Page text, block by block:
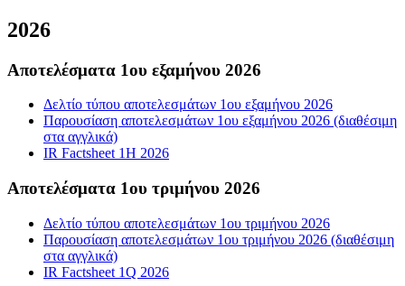
2026
Αποτελέσματα 1ου εξαμήνου 2026
Δελτίο τύπου αποτελεσμάτων 1ου εξαμήνου 2026
Παρουσίαση αποτελεσμάτων 1ου εξαμήνου 2026 (διαθέσιμη
στα αγγλικά)
IR Factsheet 1H 2026
Αποτελέσματα 1ου τριμήνου 2026
Δελτίο τύπου αποτελεσμάτων 1ου τριμήνου 2026
Παρουσίαση αποτελεσμάτων 1ου τριμήνου 2026 (διαθέσιμη
στα αγγλικά)
IR Factsheet 1Q 2026